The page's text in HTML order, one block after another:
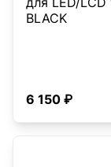
BLACK
6 150 ₽